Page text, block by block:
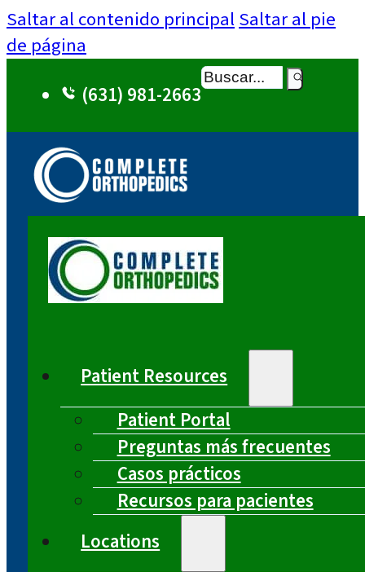
Saltar al contenido principal Saltar al pie
de página
(631) 981-2663
Buscar
Patient Resources
Patient Portal
Preguntas más frecuentes
Casos prácticos
Recursos para pacientes
Locations